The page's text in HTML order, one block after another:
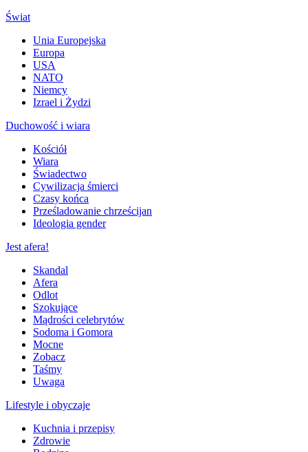
Świat
Unia Europejska
Europa
USA
NATO
Niemcy
Izrael i Żydzi
Duchowość i wiara
Kościół
Wiara
Świadectwo
Cywilizacja śmierci
Czasy końca
Prześladowanie chrześcijan
Ideologia gender
Jest afera!
Skandal
Afera
Odlot
Szokujące
Mądrości celebrytów
Sodoma i Gomora
Mocne
Zobacz
Taśmy
Uwaga
Lifestyle i obyczaje
Kuchnia i przepisy
Zdrowie